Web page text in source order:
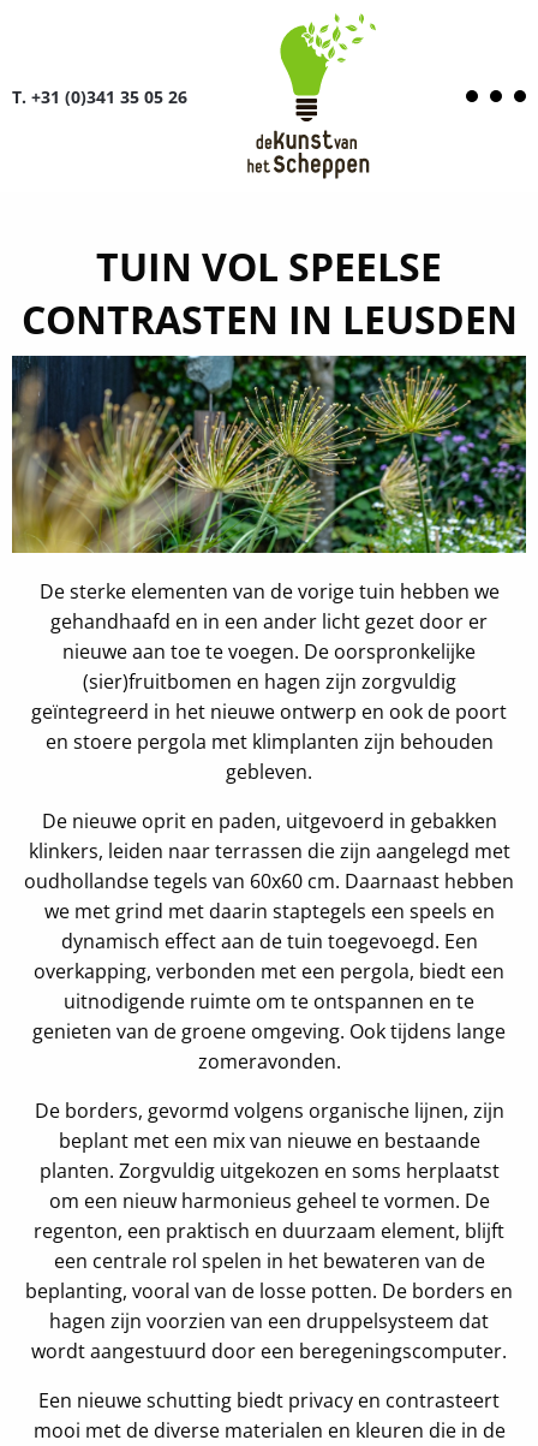
T. +31 (0)341 35 05 26
TUIN VOL SPEELSE
CONTRASTEN IN LEUSDEN
De sterke elementen van de vorige tuin hebben we
gehandhaafd en in een ander licht gezet door er
nieuwe aan toe te voegen. De oorspronkelijke
(sier)fruitbomen en hagen zijn zorgvuldig
geïntegreerd in het nieuwe ontwerp en ook de poort
en stoere pergola met klimplanten zijn behouden
gebleven.
De nieuwe oprit en paden, uitgevoerd in gebakken
klinkers, leiden naar terrassen die zijn aangelegd met
oudhollandse tegels van 60x60 cm. Daarnaast hebben
we met grind met daarin staptegels een speels en
dynamisch effect aan de tuin toegevoegd. Een
overkapping, verbonden met een pergola, biedt een
uitnodigende ruimte om te ontspannen en te
genieten van de groene omgeving. Ook tijdens lange
zomeravonden.
De borders, gevormd volgens organische lijnen, zijn
beplant met een mix van nieuwe en bestaande
planten. Zorgvuldig uitgekozen en soms herplaatst
om een nieuw harmonieus geheel te vormen. De
regenton, een praktisch en duurzaam element, blijft
een centrale rol spelen in het bewateren van de
beplanting, vooral van de losse potten. De borders en
hagen zijn voorzien van een druppelsysteem dat
wordt aangestuurd door een beregeningscomputer.
Een nieuwe schutting biedt privacy en contrasteert
mooi met de diverse materialen en kleuren die in de